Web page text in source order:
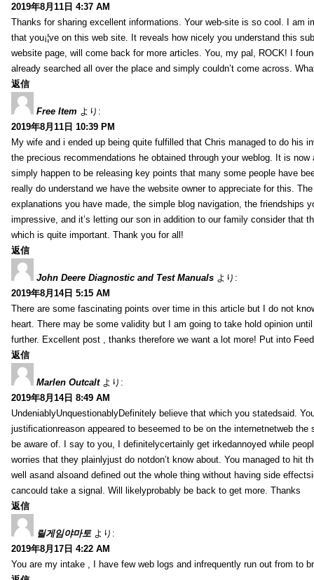
2019年8月11日 4:37 AM
Thanks for sharing excellent informations. Your web-site is so cool. I am
that you¡¦ve on this web site. It reveals how nicely you understand this
website page, will come back for more articles. You, my pal, ROCK! I
already searched all over the place and simply couldn’t come across.
返信
Free Item より:
2019年8月11日 10:39 PM
My wife and i ended up being quite fulfilled that Chris managed to do his
the precious recommendations he obtained through your weblog. It is now
simply happen to be releasing key points that many some people have
really do understand we have the website owner to appreciate for this.
explanations you have made, the simple blog navigation, the friendships
impressive, and it’s letting our son in addition to our family consider that
which is quite important. Thank you for all!
返信
John Deere Diagnostic and Test Manuals より:
2019年8月14日 5:15 AM
There are some fascinating points over time in this article but I do not
heart. There may be some validity but I am going to take hold opinion
further. Excellent post , thanks therefore we want a lot more! Put into
返信
Marlen Outcalt より:
2019年8月14日 8:49 AM
UndeniablyUnquestionablyDefinitely believe that which you statedsaid.
justificationreason appeared to beseemed to be on the internetnetweb
be aware of. I say to you, I definitelycertainly get irkedannoyed while
worries that they plainlyjust do notdon’t know about. You managed to hit
well asand alsoand defined out the whole thing without having side
cancould take a signal. Will likelyprobably be back to get more. Thanks
返信
릴게임야마토 より:
2019年8月17日 4:22 AM
You are my intake , I have few web logs and infrequently run out from to